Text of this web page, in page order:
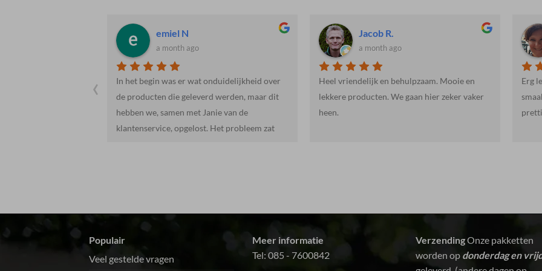
Jacob R.
a month ago
Heel vriendelijk en behulpzaam. Mooie en
lekkere producten. We gaan hier zeker vaker
heen.
Martienne R.
a month ago
Erg lekker, mals halalvlees. Ook de vis
smaakte erg goed. De levering was snel en
prettig. Kortom: een aanrader!
‹
Populair
Veel gestelde vragen
Meer informatie
Tel: 085 - 7600842
VerzendingOnze pakketten
worden op donderdag en